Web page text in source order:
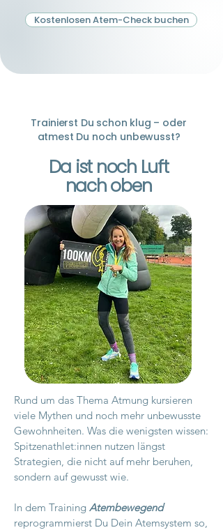
Kostenlosen Atem-Check buchen
Trainierst Du schon klug – oder
atmest Du noch unbewusst?
Da ist noch Luft
nach oben
Rund um das Thema Atmung kursieren
viele Mythen und noch mehr unbewusste
Gewohnheiten. Was die wenigsten wissen:
Spitzenathlet:innen nutzen längst
Strategien, die nicht auf mehr beruhen,
sondern auf gewusst wie.
In dem Training Atembewegend
reprogrammierst Du Dein Atemsystem so,